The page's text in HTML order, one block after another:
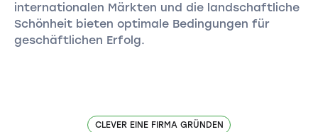
internationalen Märkten und die landschaftliche
Schönheit bieten optimale Bedingungen für
geschäftlichen Erfolg.
CLEVER EINE FIRMA GRÜNDEN